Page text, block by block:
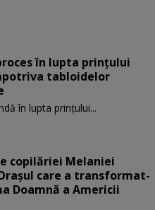
în lupta prinţului
tabloidelor
în lupta prinţului...
copilăriei Melaniei
care a transformat-
Doamnă a Americii